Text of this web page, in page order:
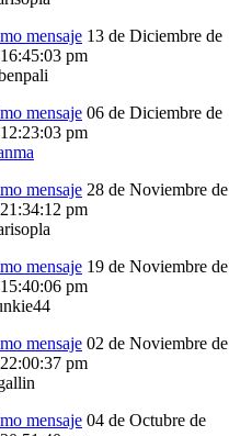
13 de Diciembre de
pm
06 de Diciembre de
pm
28 de Noviembre de
pm
19 de Noviembre de
pm
02 de Noviembre de
pm
04 de Octubre de